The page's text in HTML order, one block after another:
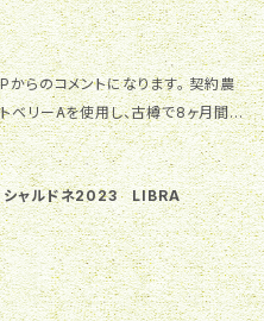
変化していきます。 ［果実から
含むとベリー感あふ
広がり、続いて味わいの軸となる
ニンが全体をバランスよく引き締め
実由来の酸味が熟成感のある柔らか
、枝付きレーズンを思わせる木質
きます。 ［和食やスイーツ
～15℃。香り
いをより一層楽しめます。 お醤油と
焼きや肉じゃが、天つゆで味わう根
食がおすすめです。 また、オランジ
は柑橘の心地よい苦みが落ち着きの
広いお料理と合わせ
新玉ねぎと日向夏のサラダなどお料
ろん、キスやレンコンの天ぷら、焼
も抜群の相性を見せてくれるでしょ
ーカリーでは、サーモンキッシュや
がおすすめです。。 『最強 日本
されました。 ホーム 白ワイ
ーネット］ 黒
トの印象。グラスの縁にはオレンジ
が見られます。粘性は意外にも軽や
い繊細さも感じます。 ［立体的で
主体となり、スミレのような華やか
になっています。さらに針葉樹を思
香りや、樽熟成由来の土っぽさが
時間の経過とともに紅茶のような落
やほのかな樽香が現れ、香り全体
しています。 ［力強さとエレ
ラリとし、アルコール度数控えめな
凝縮感のある果実味と
加え、オレンジピールやオランジェ
ュアンスある洋菓子のような甘い
ます。樽熟成によって生まれたバニ
もほのかに広がり、バランスの良い
［バランスの良い、親し
が弾ける泡とともに口いっぱいに広
オレンジの皮のような爽やかな苦み
のコメントになります。 契約農
ベリーAを使用し、古樽で8ヶ月間の
ーやチェリー、紅茶、クローブなど
キーなニュアンス。とてもなめらか
ンニン、余韻のバランスが取れた落
品スペック 商品名 20
A Leo 甘辛の度合い 甘口 ☆☆
萄 マスカットベーリーA（契約
道12星座シリーズ 受賞履歴 2025
シャルドネ2023 LIBRA